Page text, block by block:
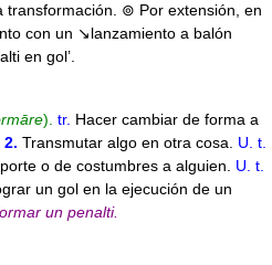
transformación. ⊚ Por extensión, en
con un ↘lanzamiento a balón
en gol’.
). tr. Hacer cambiar de forma a
2. Transmutar algo en otra cosa. U. t.
o de costumbres a alguien. U. t.
un gol en la ejecución de un
un penalti.